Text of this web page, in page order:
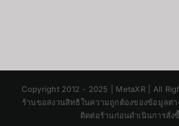
Copyright 2012 - 2025 | MetaXR | All
ร้านขอสงวนสิทธิในความถูกต้องของข้อมูลต่า
ติดต่อร้านก่อนดำเนินการสั่ง